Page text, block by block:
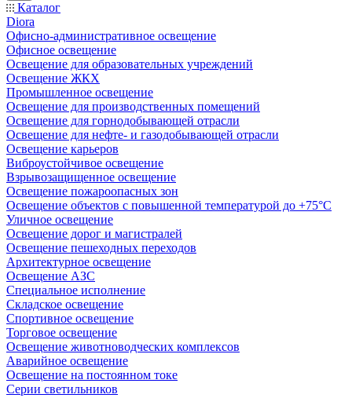
Каталог
Diora
Офисно-административное освещение
Офисное освещение
Освещение для образовательных учреждений
Освещение ЖКХ
Промышленное освещение
Освещение для производственных помещений
Освещение для горнодобывающей отрасли
Освещение для нефте- и газодобывающей отрасли
Освещение карьеров
Виброустойчивое освещение
Взрывозащищенное освещение
Освещение пожароопасных зон
Освещение объектов с повышенной температурой до +75°C
Уличное освещение
Освещение дорог и магистралей
Освещение пешеходных переходов
Архитектурное освещение
Освещение АЗС
Специальное исполнение
Складское освещение
Спортивное освещение
Торговое освещение
Освещение животноводческих комплексов
Аварийное освещение
Освещение на постоянном токе
Серии светильников